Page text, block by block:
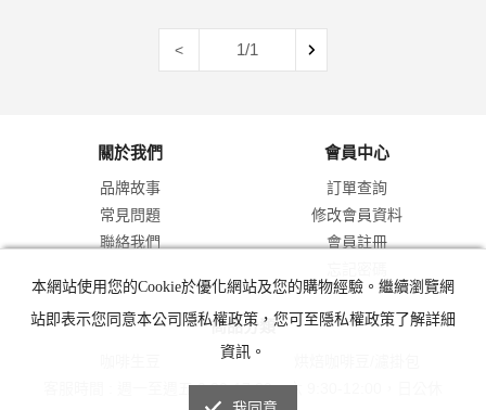
年份 | 2026
咖啡公豆(Peaberry Coffee Beans)，又
名圓豆，是一種變種的咖啡豆。通常
(即咖啡豆)，這兩顆種子面對面生
酸度 | 中
醇度 | 中
密度 | 748.3g/L
含水率 | 10.7%
年份 | 2026
波旁源自於鐵比卡這個咖啡品種的自
然變異種，也是一個歷史悠久的品
旁咖啡主要是由綠色果實變成成熟的
< 1/1
關於我們
品牌故事
常見問題
聯絡我們
會員中心
訂單查詢
修改會員資料
會員註冊
商品分類
客服時間 : 週一至週五 9:30-17:30，六 9:30-12:00，日公休
本網站使用您的Cookie於優化網站及您的購物經驗。繼續瀏覽網
站即表示您同意本公司隱私權政策，您可至隱私權政策了解詳細
資訊。